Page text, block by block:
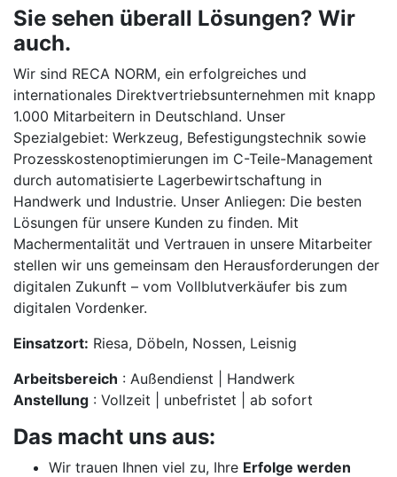
Sie sehen überall Lösungen? Wir
auch.
Wir sind RECA NORM, ein erfolgreiches und
internationales Direktvertriebsunternehmen mit knapp
1.000 Mitarbeitern in Deutschland. Unser
Spezialgebiet: Werkzeug, Befestigungstechnik sowie
Prozesskostenoptimierungen im C-Teile-Management
durch automatisierte Lagerbewirtschaftung in
Handwerk und Industrie. Unser Anliegen: Die besten
Lösungen für unsere Kunden zu finden. Mit
Machermentalität und Vertrauen in unsere Mitarbeiter
stellen wir uns gemeinsam den Herausforderungen der
digitalen Zukunft – vom Vollblutverkäufer bis zum
digitalen Vordenker.
Einsatzort: Riesa, Döbeln, Nossen, Leisnig
Arbeitsbereich : Außendienst | Handwerk
Anstellung : Vollzeit | unbefristet | ab sofort
Das macht uns aus:
Wir trauen Ihnen viel zu, Ihre Erfolge werden